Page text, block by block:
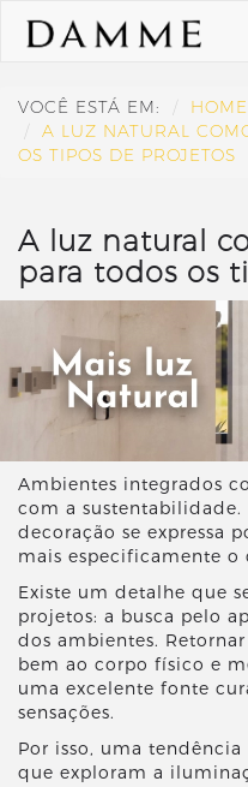
VOCÊ ESTÁ EM: HOME
A LUZ NATURAL
OS TIPOS DE PROJETOS
A luz natural
para todos os
Ambientes integrados
com a
decoração se expressa
mais especificamente
Existe um detalhe que
projetos: a busca pelo
dos ambientes.
bem ao corpo físico e
uma excelente fonte
sensações.
Por isso, uma
que exploram a